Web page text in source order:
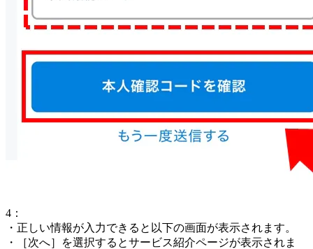
4：
・正しい情報が入力できると以下の画面が表示されます。
・［次へ］を選択するとサービス紹介ページが表示されま